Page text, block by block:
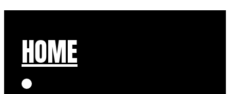
HOME